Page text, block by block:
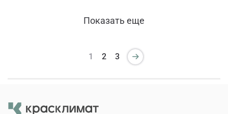
Показать еще
1 2 3